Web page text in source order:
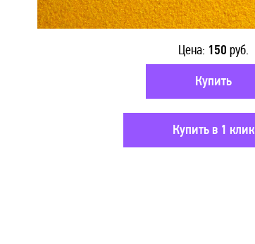
Цена: 150 руб.
Купить
Купить в 1 клик